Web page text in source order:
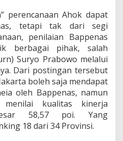
perencanaan Ahok dapat
tetapi tak dari segi
penilaian Bappenas
berbagai pihak, salah
Suryo Prabowo melalui
Dari postingan tersebut
boleh saja mendapat
oleh Bappenas, namun
menilai kualitas kinerja
58,57 poi. Yang
18 dari 34 Provinsi.